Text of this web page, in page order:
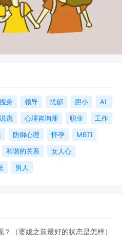
搜身 领导 忧郁 胆小
AL
说谎 心理咨询师 职业
工作
防御心理 怀孕
MBTI
和谐的关系
女人心
男人
（婆媳之前最好的状态是怎样）